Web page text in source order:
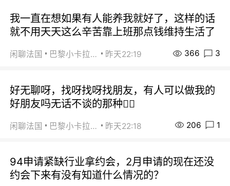
我一直在想如果有人能养我就好了，这样的话
就不用天天这么辛苦靠上班那点钱维持生活了
闲聊法国 巴黎小卡拉咪 昨天22:19 366 3
好无聊呀，找呀找呀找朋友，有人可以做我的
好朋友吗无话不谈的那种😮‍💨
闲聊法国 巴黎小卡拉咪 昨天22:18 206 1
94申请紧缺行业拿约会，2月申请的现在还没
约会下来有没有知道什么情况的？